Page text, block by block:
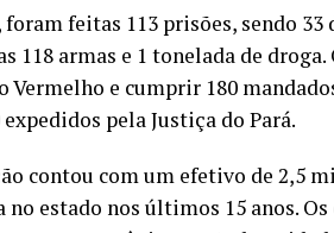
feitas 113 prisões, sendo 33
118 armas e 1 tonelada de
Vermelho e cumprir 180
expedidos pela Justiça do Pará.
contou com um efetivo de 2,5
no estado nos últimos 15 anos.